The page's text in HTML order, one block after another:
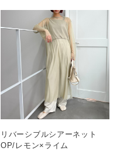
リバーシブルシアーネット
OP/レモン×ライム